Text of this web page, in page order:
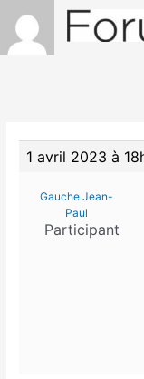
1 avril 2023 à
Gauche Jean-
Paul
Participant